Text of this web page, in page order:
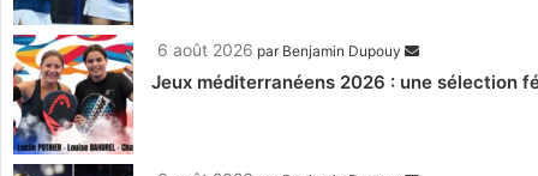
6 août 2026 par Benjamin Dupouy
Jeux méditerranéens 2026 : une sélection